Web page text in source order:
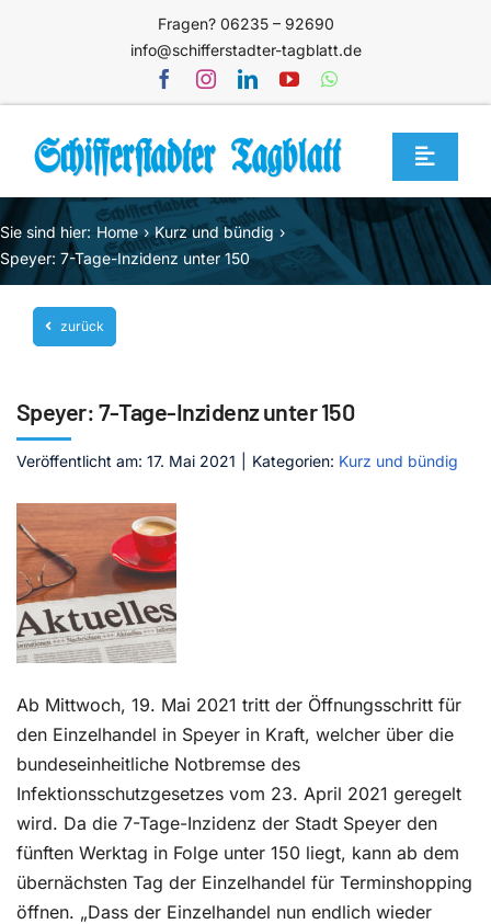
Fragen? 06235 – 92690
info@schifferstadter-tagblatt.de
Toggle
Home
Themen
Blog
Unternehmen
Mediathek
Kontakt
Sie sind hier: Home
Kurz und bündig
Speyer: 7-Tage-Inzidenz unter 150
zurück
Speyer: 7-Tage-Inzidenz unter 150
Veröffentlicht am: 17. Mai 2021 Kategorien: Kurz und bündig
Ab Mittwoch, 19. Mai 2021 tritt der Öffnungsschritt für
den Einzelhandel in Speyer in Kraft, welcher über die
bundeseinheitliche Notbremse des
Infektionsschutzgesetzes vom 23. April 2021 geregelt
wird. Da die 7-Tage-Inzidenz der Stadt Speyer den
fünften Werktag in Folge unter 150 liegt, kann ab dem
übernächsten Tag der Einzelhandel für Terminshopping
öffnen. „Dass der Einzelhandel nun endlich wieder